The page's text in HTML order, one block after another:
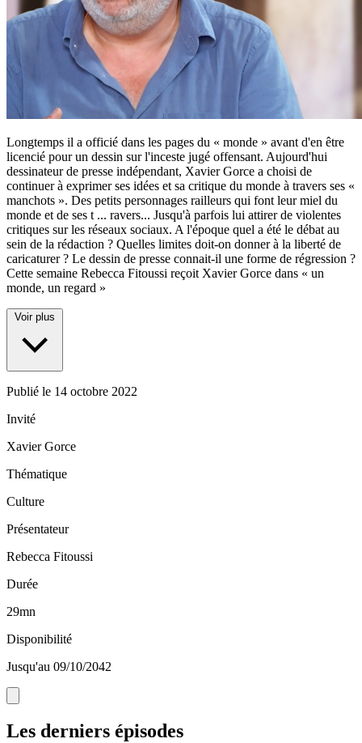
Longtemps il a officié dans les pages du « monde » avant d'en être
licencié pour un dessin sur l'inceste jugé offensant. Aujourd'hui
dessinateur de presse indépendant, Xavier Gorce a choisi de
continuer à exprimer ses idées et sa critique du monde à travers ses «
manchots ». Des petits personnages railleurs qui font leur miel du
monde et de ses t ... ravers... Jusqu'à parfois lui attirer de violentes
critiques sur les réseaux sociaux. A l'époque quel a été le débat au
sein de la rédaction ? Quelles limites doit-on donner à la liberté de
caricaturer ? Le dessin de presse connait-il une forme de régression ?
Cette semaine Rebecca Fitoussi reçoit Xavier Gorce dans « un
monde, un regard »
Voir plus
Publié le 14 octobre 2022
Invité
Xavier Gorce
Thématique
Culture
Présentateur
Rebecca Fitoussi
Durée
29mn
Disponibilité
Jusqu'au 09/10/2042
Les derniers épisodes